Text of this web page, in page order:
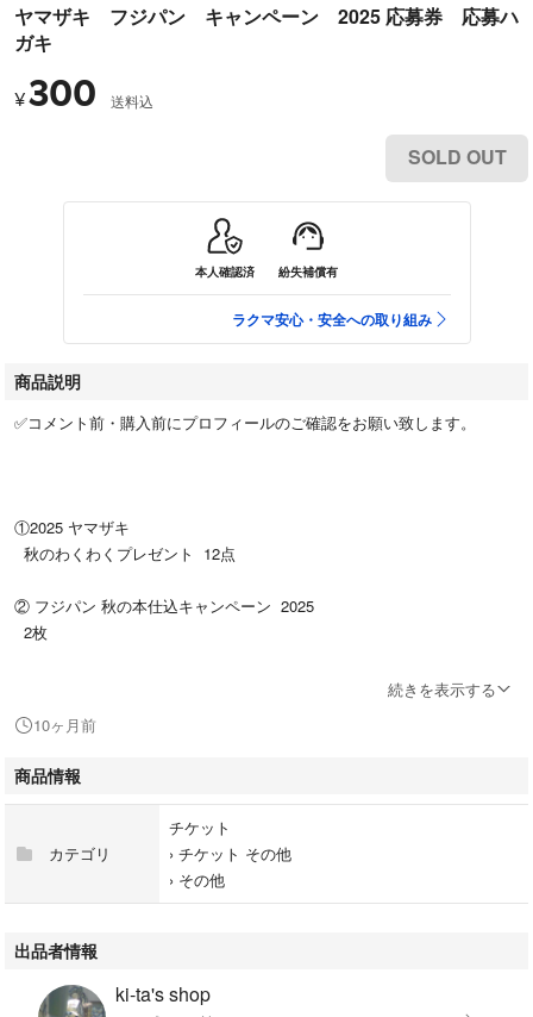
ヤマザキ フジパン キャンペーン 2025 応募券 応募ハ
ガキ
¥300 送料込
SOLD OUT
本人確認済 紛失補償有
ラクマ安心・安全への取り組み
商品説明
✅コメント前・購入前にプロフィールのご確認をお願い致します。
①2025 ヤマザキ
秋のわくわくプレゼント 12点
② フジパン 秋の本仕込キャンペーン 2025
2枚
⚠️応募方法や応募締切等は、自己責任にてご確認ください。
間に合わなかった等のクレームはご遠慮ください。
✅ゆうパケットポストminiを利用する予定です。
✅リサイクル資材を使用して梱包します。
続きを表示する
10ヶ月前
商品情報
カテゴリ
チケット
› チケット その他
› その他
出品者情報
ki-ta's shop